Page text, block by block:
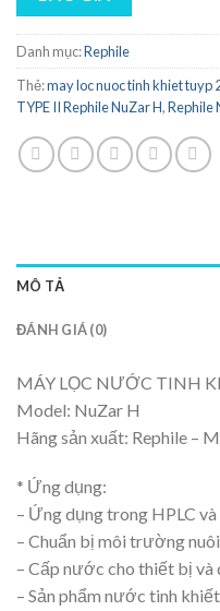
Danh mục:Rephile
Thẻ:may loc nuoc tinh khiet tuyp
TYPE II Rephile NuZar H,Rephile
MÔ TẢ
ĐÁNH GIÁ (0)
MÁY LỌC NƯỚC TINH
Model: NuZar H
Hãng sản xuất: Rephile –
* Ứng dụng:
– Ứng dụng trong HPLC và
– Chuẩn bị môi trường
– Cấp nước cho thiết bị và
– Sản phẩm nước tinh